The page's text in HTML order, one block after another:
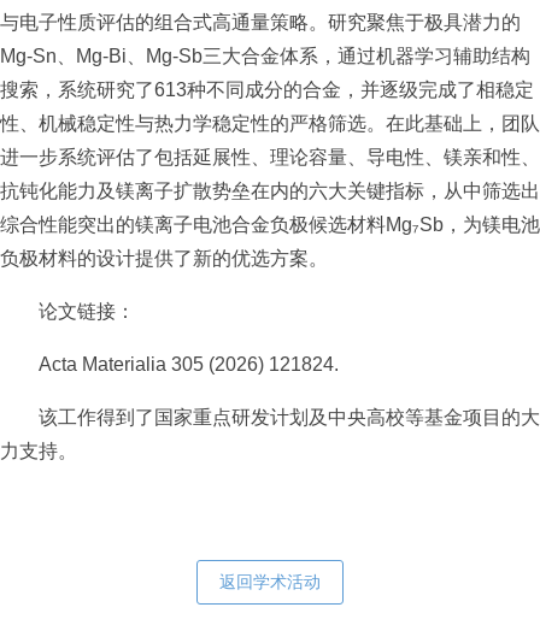
与电子性质评估的组合式高通量策略。研究聚焦于极具潜力的
Mg-Sn、Mg-Bi、Mg-Sb三大合金体系，通过机器学习辅助结构
搜索，系统研究了613种不同成分的合金，并逐级完成了相稳定
性、机械稳定性与热力学稳定性的严格筛选。在此基础上，团队
进一步系统评估了包括延展性、理论容量、导电性、镁亲和性、
抗钝化能力及镁离子扩散势垒在内的六大关键指标，从中筛选出
综合性能突出的镁离子电池合金负极候选材料Mg₇Sb，为镁电池
负极材料的设计提供了新的优选方案。
论文链接：
Acta Materialia 305 (2026) 121824.
该工作得到了国家重点研发计划及中央高校等基金项目的大
力支持。
返回学术活动